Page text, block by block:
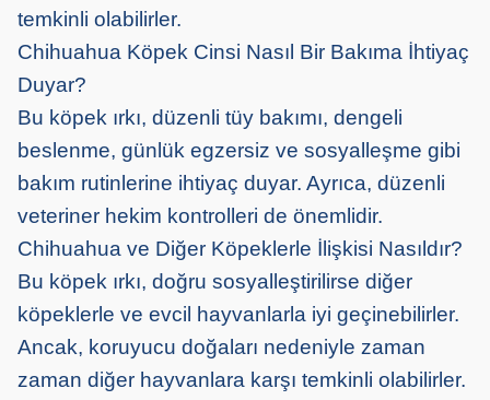
temkinli olabilirler.
Chihuahua Köpek Cinsi Nasıl Bir Bakıma İhtiyaç
Duyar?
Bu köpek ırkı, düzenli tüy bakımı, dengeli
beslenme, günlük egzersiz ve sosyalleşme gibi
bakım rutinlerine ihtiyaç duyar. Ayrıca, düzenli
veteriner hekim kontrolleri de önemlidir.
Chihuahua ve Diğer Köpeklerle İlişkisi Nasıldır?
Bu köpek ırkı, doğru sosyalleştirilirse diğer
köpeklerle ve evcil hayvanlarla iyi geçinebilirler.
Ancak, koruyucu doğaları nedeniyle zaman
zaman diğer hayvanlara karşı temkinli olabilirler.